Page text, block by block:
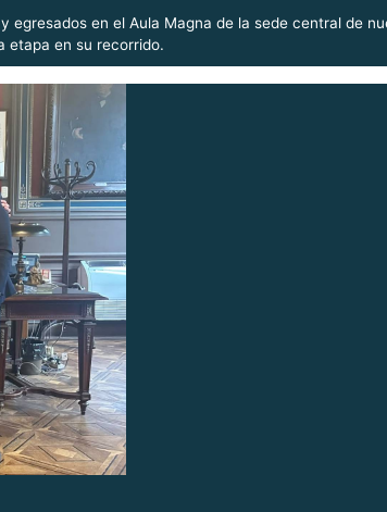
egresados en el Aula Magna de la sede central de
etapa en su recorrido.